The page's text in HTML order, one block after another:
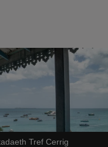
Tref Cerrig